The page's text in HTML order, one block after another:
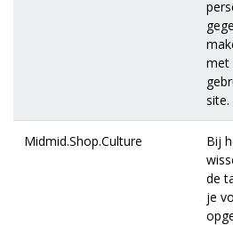
met
site.
Midmid.Shop.Culture
Bij
de
je